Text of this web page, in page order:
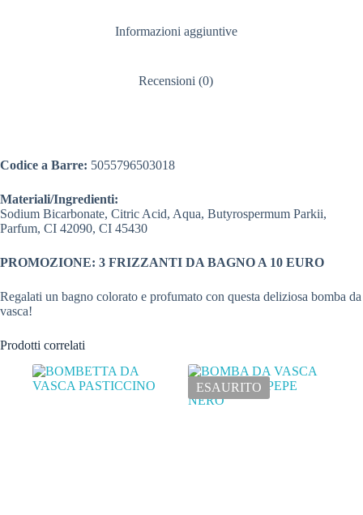
Informazioni aggiuntive
Recensioni (0)
Codice a Barre: 5055796503018
Materiali/Ingredienti:
Sodium Bicarbonate, Citric Acid, Aqua, Butyrospermum Parkii,
Parfum, CI 42090, CI 45430
PROMOZIONE: 3 FRIZZANTI DA BAGNO A 10 EURO
Regalati un bagno colorato e profumato con questa deliziosa bomba da
vasca!
Prodotti correlati
ESAURITO